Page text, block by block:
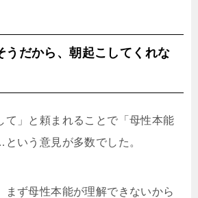
だから、朝起こしてくれな
て」と頼まれることで「母性本能
いう意見が多数でした。
まず母性本能が理解できないから